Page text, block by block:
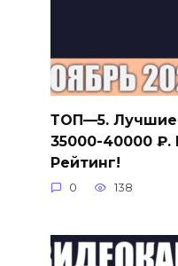
ТОП—5.
35000-40000 ₽.
Рейтинг!
0 138